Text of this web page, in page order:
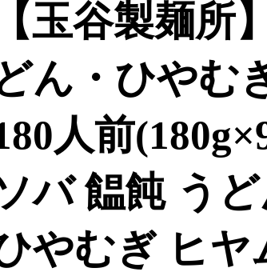
【玉谷製麺所
ん・ひやむ
人前
バ 饂飩 う
やむぎ ヒヤ